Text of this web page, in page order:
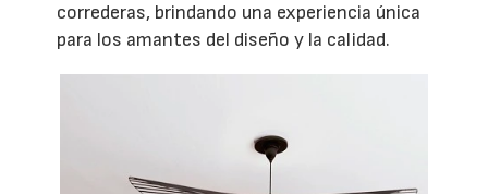
correderas, brindando una experiencia única
para los amantes del diseño y la calidad.